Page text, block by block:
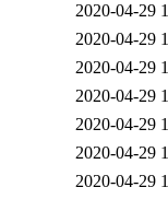
2020-04-29
2020-04-29
2020-04-29
2020-04-29
2020-04-29
2020-04-29
2020-04-29